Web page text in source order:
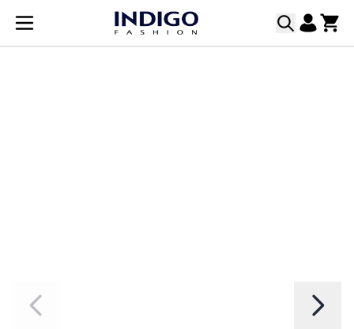
Прескачане към съдържанието